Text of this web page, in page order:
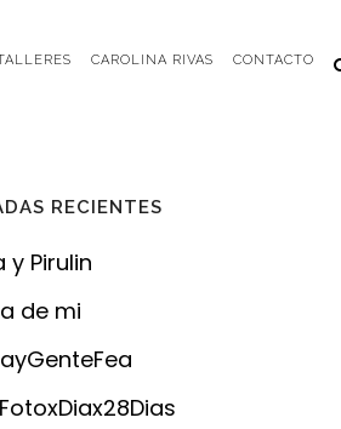
CAROLINA RIVAS CONTACTO
RECIENTES
y Pirulin
de mi